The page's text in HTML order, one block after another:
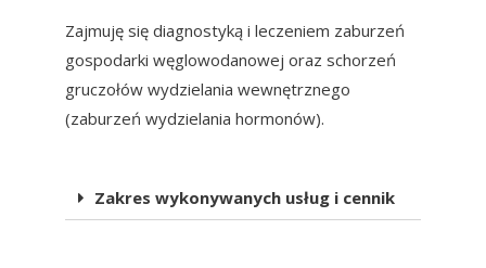
Zajmuję się diagnostyką i leczeniem zaburzeń
gospodarki węglowodanowej oraz schorzeń
gruczołów wydzielania wewnętrznego
(zaburzeń wydzielania hormonów).
Zakres wykonywanych usług i cennik